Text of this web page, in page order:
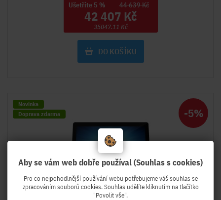
Ušetříte 5 % 44 639 Kč
42 407 Kč
35047.11 Kč
DO KOŠÍKU
Novinka
Doprava zdarma
-5%
Aby se vám web dobře používal (Souhlas s cookies)
Pro co nejpohodlnější používání webu potřebujeme váš souhlas se
zpracováním souborů cookies. Souhlas udělíte kliknutím na tlačítko
"Povolit vše".